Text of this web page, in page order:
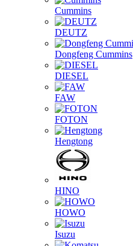
Cummins
DEUTZ
Dongfeng Cummins
DIESEL
FAW
FOTON
Hengtong
HINO
HOWO
Isuzu